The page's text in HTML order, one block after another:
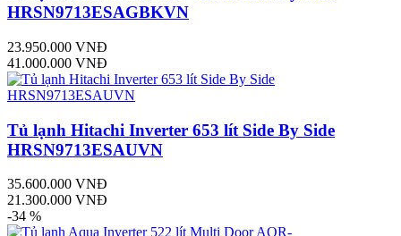
HRSN9713ESAGBKVN
23.950.000 VNĐ
41.000.000 VNĐ
Tủ lạnh Hitachi Inverter 653 lít Side By Side
HRSN9713ESAUVN
35.600.000 VNĐ
21.300.000 VNĐ
-34 %